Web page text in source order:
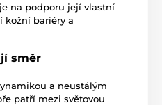
na podporu její vlastní
kožní bariéry a
směr
a neustálým
patří mezi světovou